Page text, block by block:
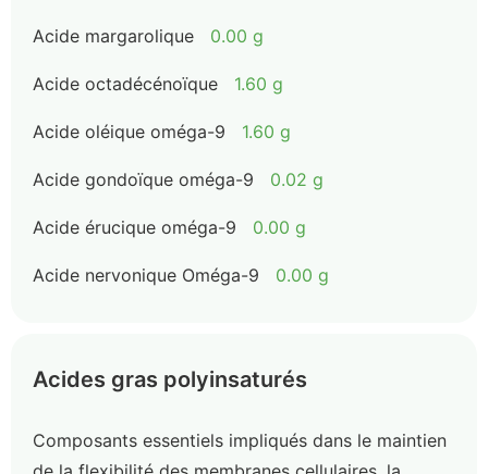
Acide margarolique 0.00 g
Acide octadécénoïque 1.60 g
Acide oléique oméga-9 1.60 g
Acide gondoïque oméga-9 0.02 g
Acide érucique oméga-9 0.00 g
Acide nervonique Oméga-9 0.00 g
Acides gras polyinsaturés
Composants essentiels impliqués dans le maintien